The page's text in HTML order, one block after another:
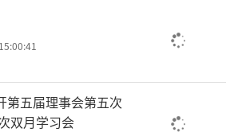
第五届理事会第五次
双月学习会